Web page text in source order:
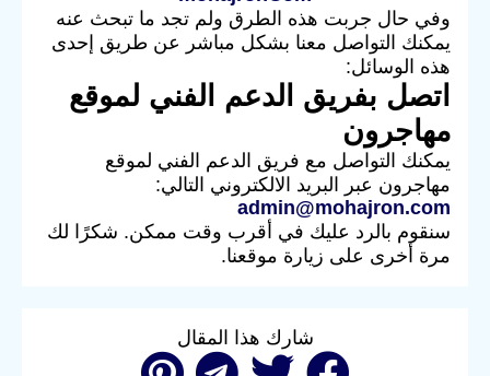
وفي حال جربت هذه الطرق ولم تجد ما تبحث عنه
يمكنك التواصل معنا بشكل مباشر عن طريق إحدى
هذه الوسائل:
اتصل بفريق الدعم الفني لموقع
مهاجرون
يمكنك التواصل مع فريق الدعم الفني لموقع
مهاجرون عبر البريد الالكتروني التالي:
admin@mohajron.com
سنقوم بالرد عليك في أقرب وقت ممكن. شكرًا لك
مرة أخرى على زيارة موقعنا.
شارك هذا المقال